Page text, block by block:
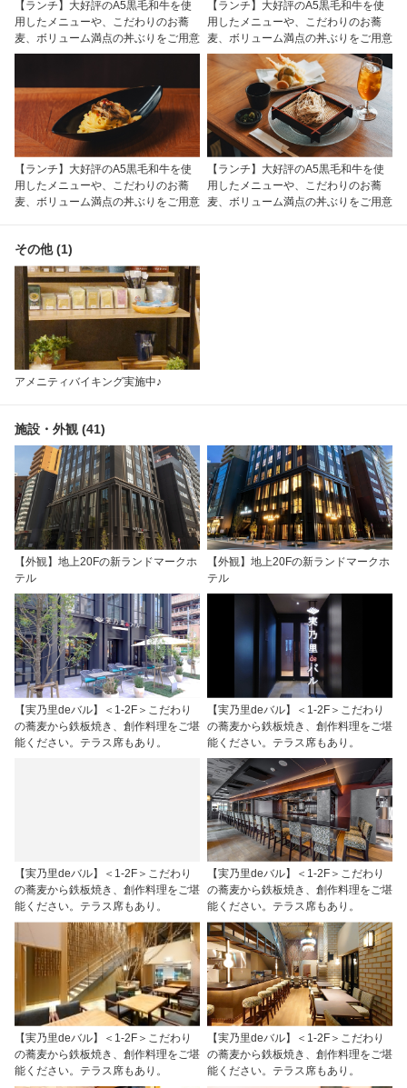
【ランチ】大好評のA5黒毛和牛を使
用したメニューや、こだわりのお蕎
麦、ボリューム満点の丼ぶりをご用意
【ランチ】大好評のA5黒毛和牛を使
用したメニューや、こだわりのお蕎
麦、ボリューム満点の丼ぶりをご用意
【ランチ】大好評のA5黒毛和牛を使
用したメニューや、こだわりのお蕎
麦、ボリューム満点の丼ぶりをご用意
【ランチ】大好評のA5黒毛和牛を使
用したメニューや、こだわりのお蕎
麦、ボリューム満点の丼ぶりをご用意
その他 (1)
アメニティバイキング実施中♪
施設・外観 (41)
【外観】地上20Fの新ランドマークホ
テル
【外観】地上20Fの新ランドマークホ
テル
【実乃里deバル】＜1-2F＞こだわり
の蕎麦から鉄板焼き、創作料理をご堪
能ください。テラス席もあり。
【実乃里deバル】＜1-2F＞こだわり
の蕎麦から鉄板焼き、創作料理をご堪
能ください。テラス席もあり。
【実乃里deバル】＜1-2F＞こだわり
の蕎麦から鉄板焼き、創作料理をご堪
能ください。テラス席もあり。
【実乃里deバル】＜1-2F＞こだわり
の蕎麦から鉄板焼き、創作料理をご堪
能ください。テラス席もあり。
【実乃里deバル】＜1-2F＞こだわり
の蕎麦から鉄板焼き、創作料理をご堪
能ください。テラス席もあり。
【実乃里deバル】＜1-2F＞こだわり
の蕎麦から鉄板焼き、創作料理をご堪
能ください。テラス席もあり。